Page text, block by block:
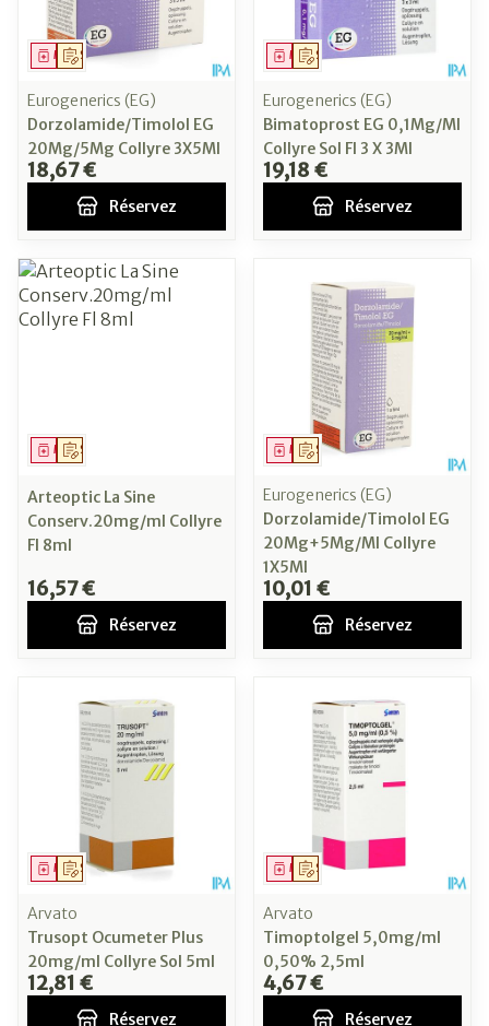
Sur prescription
Médicament
Eurogenerics (EG)
Dorzolamide/Timolol EG
20Mg/5Mg Collyre 3X5Ml
18,67 €
Réservez
Sur prescription
Médicament
Eurogenerics (EG)
Bimatoprost EG 0,1Mg/Ml
Collyre Sol Fl 3 X 3Ml
19,18 €
Réservez
Sur prescription
Médicament
Arteoptic La Sine
Conserv.20mg/ml Collyre
Fl 8ml
16,57 €
Réservez
Sur prescription
Médicament
Eurogenerics (EG)
Dorzolamide/Timolol EG
20Mg+5Mg/Ml Collyre
1X5Ml
10,01 €
Réservez
Sur prescription
Médicament
Arvato
Trusopt Ocumeter Plus
20mg/ml Collyre Sol 5ml
12,81 €
Réservez
Sur prescription
Médicament
Arvato
Timoptolgel 5,0mg/ml
0,50% 2,5ml
4,67 €
Réservez